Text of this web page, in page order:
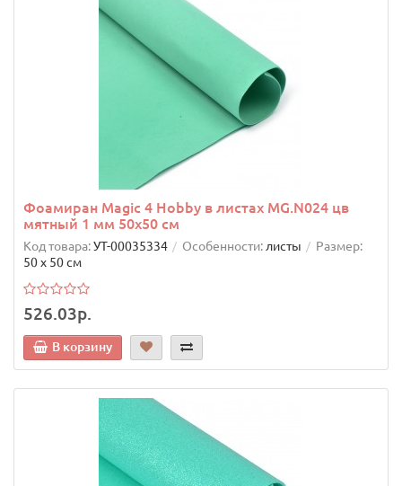
Фоамиран Magic 4 Hobby в листах MG.N024 цв
мятный 1 мм 50х50 см
Код товара:УТ-00035334 Особенности:листы
Размер:
50 х 50 см
526.03р.
В корзину